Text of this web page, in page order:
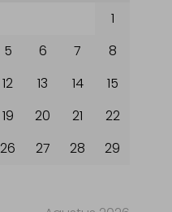
1
5 6 7
8
12 13 14
15
19 20 21
22
26 27 28
29